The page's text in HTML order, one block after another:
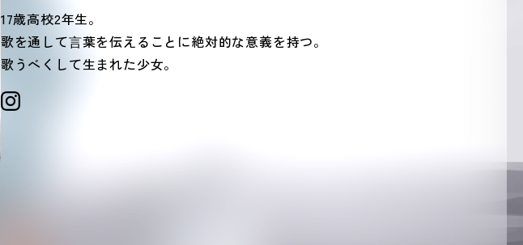
17歳高校2年生。
歌を通して⾔葉を伝えることに絶対的な意義を持つ。
歌うべくして生まれた少女。